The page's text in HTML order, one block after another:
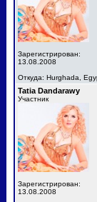
Зарегистрирован:
13.08.2008
Откуда: Hurghada,
Tatia Dandarawy
Участник
Зарегистрирован:
13.08.2008